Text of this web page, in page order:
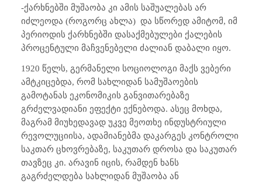
-ქარხნებში მუშაობა კი ამის საშუალებას არ
იძლეოდა (როგორც ახლა) და სწორედ ამიტომ, იმ
პერიოდის ქარხნებში დასაქმებულები ქალების
პროცენტული მაჩვენებელი ძალიან დაბალი იყო.
1920 წელს, გერმანელი სოციოლოგი მაქს ვებერი
ამტკიცებდა, რომ სახლიდან სამუშაოების
გამოტანას ეკონომიკის განვითარებაზე
გრძელვადიანი ეფექტი ექნებოდა. ასეც მოხდა,
მაგრამ მიუხედავად უკვე მეოთხე ინდუსტრიული
რევოლუციისა, ადამიანებმა დაკარგეს კონტროლი
საკთარ ცხოვრებაზე, საკუთარ დროსა და საკუთარ
თავზეც კი. არავინ იცის, რამდენ ხანს
გაგრძელდება სახლიდან მუშაობა ან